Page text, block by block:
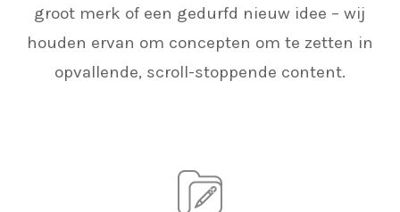
groot merk of een gedurfd nieuw idee – wij
houden ervan om concepten om te zetten in
opvallende, scroll-stoppende content.